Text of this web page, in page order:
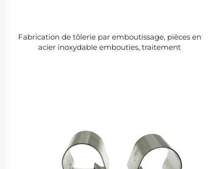
Fabrication de tôlerie par emboutissage, pièces en
acier inoxydable embouties, traitement